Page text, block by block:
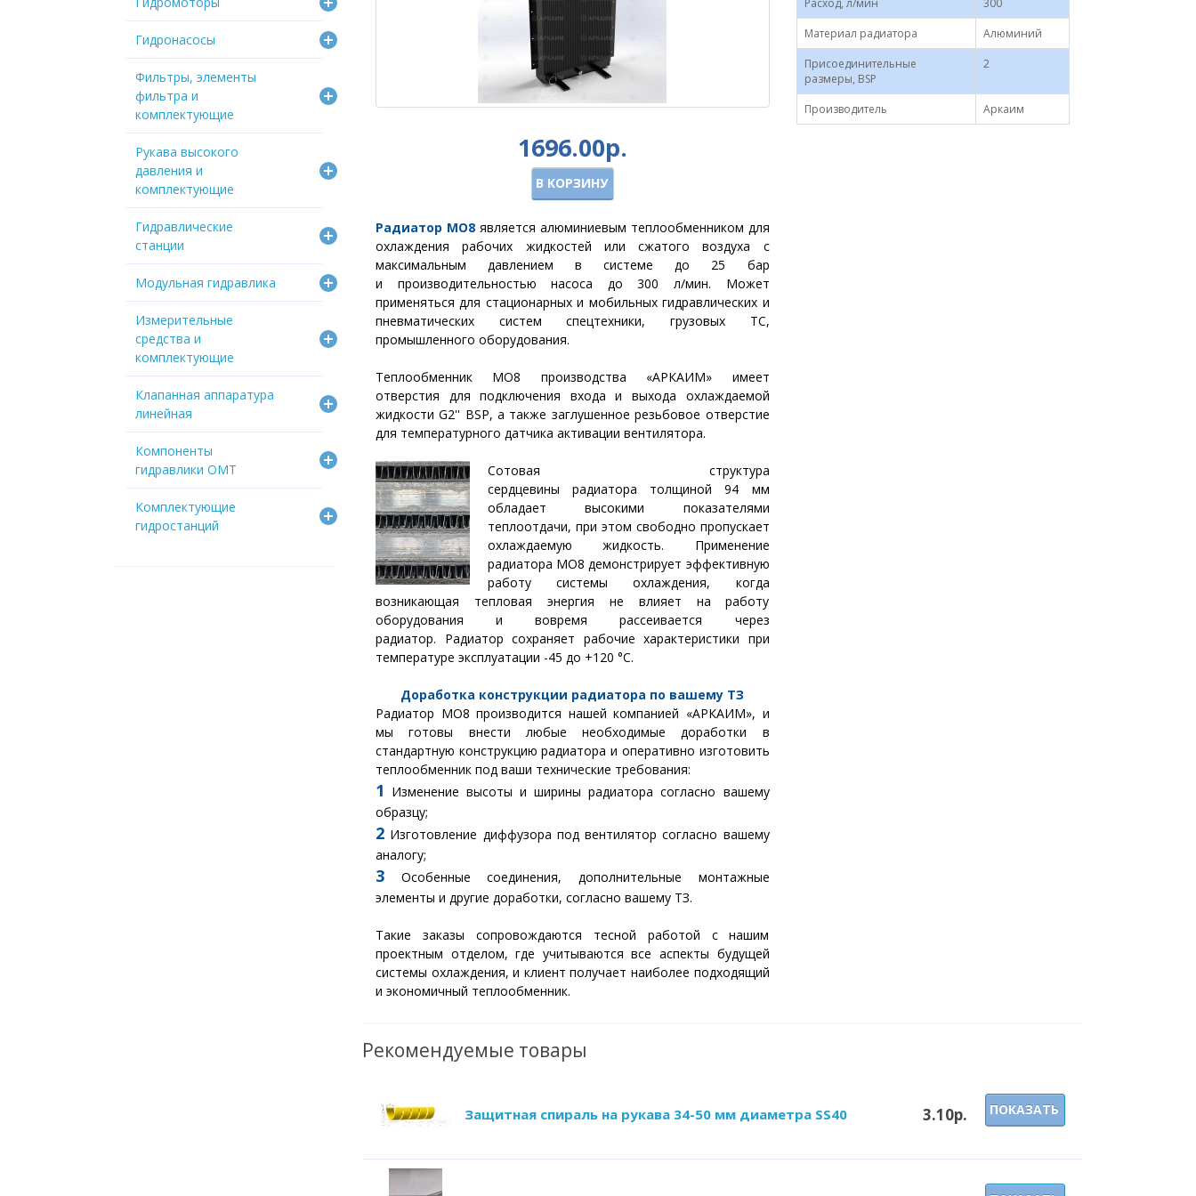
Гидронасосы
Фильтры, элементы
фильтра и
комплектующие
Рукава высокого
давления и
комплектующие
Гидравлические
станции
Модульная гидравлика
Измерительные
средства и
комплектующие
Клапанная аппаратура
линейная
Компоненты
гидравлики OMT
Комплектующие
гидростанций
1696.00р.
В КОРЗИНУ
Радиатор МО8 является алюминиевым теплообменником для
охлаждения рабочих жидкостей или сжатого воздуха с
максимальным давлением в системе до 25 бар
и производительностью насоса до 300 л/мин. Может
применяться для стационарных и мобильных гидравлических и
пневматических систем спецтехники, грузовых ТС,
промышленного оборудования.
Теплообменник МО8 производства «АРКАИМ» имеет
отверстия для подключения входа и выхода охлаждаемой
жидкости G2'' BSP, а также заглушенное резьбовое отверстие
для температурного датчика активации вентилятора.
Сотовая структура
сердцевины радиатора толщиной 94 мм
обладает высокими показателями
теплоотдачи, при этом свободно пропускает
охлаждаемую жидкость. Применение
радиатора МО8 демонстрирует эффективную
работу системы охлаждения, когда
возникающая тепловая энергия не влияет на работу
оборудования и вовремя рассеивается через
радиатор. Радиатор сохраняет рабочие характеристики при
температуре эксплуатации -45 до +120 °С.
Доработка конструкции радиатора по вашему ТЗ
Радиатор МО8 производится нашей компанией «АРКАИМ», и
мы готовы внести любые необходимые доработки в
стандартную конструкцию радиатора и оперативно изготовить
теплообменник под ваши технические требования:
1 Изменение высоты и ширины радиатора согласно вашему
образцу;
2 Изготовление диффузора под вентилятор согласно вашему
аналогу;
3 Особенные соединения, дополнительные монтажные
элементы и другие доработки, согласно вашему ТЗ.
Такие заказы сопровождаются тесной работой с нашим
проектным отделом, где учитываются все аспекты будущей
системы охлаждения, и клиент получает наиболее подходящий
и экономичный теплообменник.
Расход, л/мин
300
Материал радиатора
Алюминий
Присоединительные
размеры, BSP
2
Производитель Аркаим
Рекомендуемые товары
Защитная спираль на рукава 34-50 мм диаметра SS40 3.10р. ПОКАЗАТЬ